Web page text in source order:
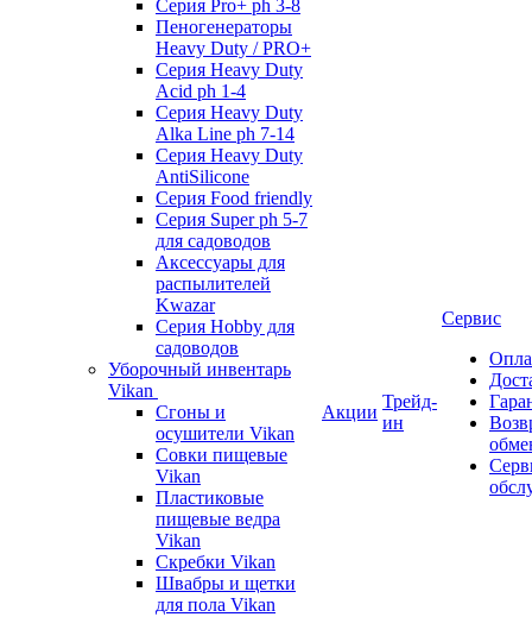
Серия Pro+ ph 3-8
Пеногенераторы
Heavy Duty / PRO+
Серия Heavy Duty
Acid ph 1-4
Серия Heavy Duty
Alka Line ph 7-14
Серия Heavy Duty
AntiSilicone
Серия Food friendly
Серия Super ph 5-7
для садоводов
Аксессуары для
распылителей
Kwazar
Серия Hobby для
садоводов
Уборочный инвентарь
Vikan
Сгоны и
осушители Vikan
Совки пищевые
Vikan
Пластиковые
пищевые ведра
Vikan
Скребки Vikan
Швабры и щетки
для пола Vikan
Акции
Трейд-
ин
Сервис